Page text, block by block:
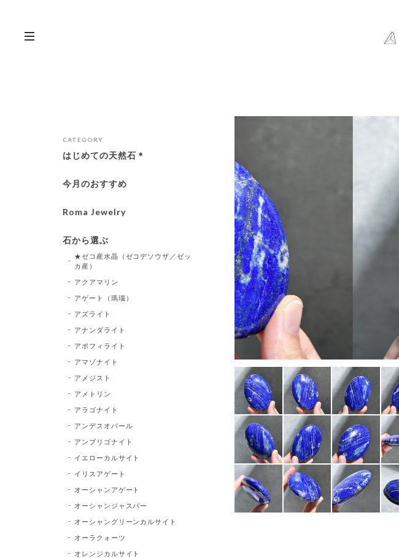
CATEGORY
はじめての天然石＊
今月のおすすめ
Roma Jewelry
石から選ぶ
★ゼコ産水晶（ゼコデソウザ／ゼッ
カ産）
アクアマリン
アゲート（瑪瑙）
アズライト
アナンダライト
アポフィライト
アマゾナイト
アメジスト
アメトリン
アラゴナイト
アンデスオパール
アンブリゴナイト
イエローカルサイト
イリスアゲート
オーシャンアゲート
オーシャンジャスパー
オーシャングリーンカルサイト
オーラクォーツ
オレンジカルサイト